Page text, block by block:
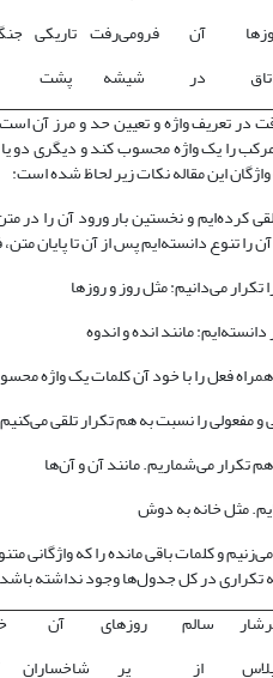
آن فرومی‌رفت تاریکی
در شیشه پشت
در تعریف واژه و تعیین حد و مرز آن
را یک واژه محسوب کند و دیگری دو
این مقاله نکات زیر لحاظ شده است:
و نخستین بار ورود آن را در
را تنوع دانسته‌ایم پس از آن تا پایان
می‌دانیم: مثل روز و روزها
مانند انده و اندوه
فعل را با خود آن کلمات یک واژه
مفعولی را نسبت به هم تکرار تلقی
می‌شماریم. مانند آن و آن‌ها
مثل خانه به دوش
در کل جدول‌ها وجود نداشته
سالم روزهای آن
از پر شاخساران